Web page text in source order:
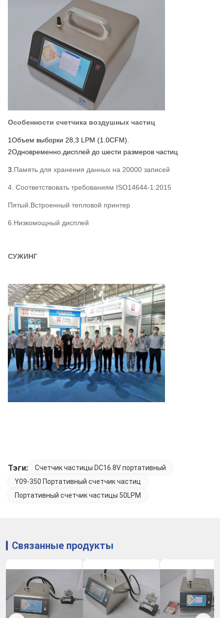
Особенности счетчика воздушных частиц
1Объем выборки 28,3 LPM (1.0CFM)
2Одновременно. дисплей до шести размеров частиц
3. Память для хранения данных на 20000 записей
4. Соответствовать требованиям ISO14644-1:2015
Пятый. Встроенный тепловой принтер
6.Низкомощный дисплей
СУЖИНГ
Тэги:
Счетчик частицы DC16.8V портативный
Y09-350 Портативный счетчик частиц
Портативный счетчик частицы 50LPM
Связанные продукты